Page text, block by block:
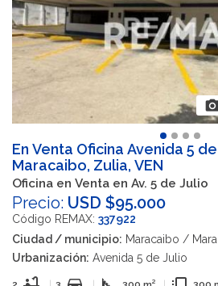
En Venta Oficina Avenida 5
Maracaibo, Zulia, VEN
Oficina en Venta en Av. 5 de Julio
Precio: USD $95.000
Código REMAX: 337922
Ciudad / municipio: Maracaibo /
Urbanización: Avenida 5 de Julio